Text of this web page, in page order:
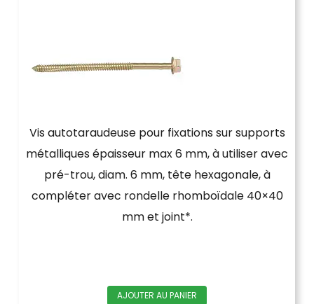
Vis autotaraudeuse pour fixations sur supports
métalliques épaisseur max 6 mm, à utiliser avec
pré-trou, diam. 6 mm, tête hexagonale, à
compléter avec rondelle rhomboïdale 40×40
mm et joint*.
AJOUTER AU PANIER